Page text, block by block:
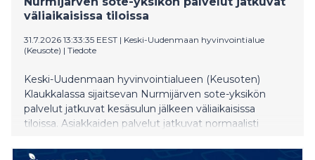
väliaikaisissa tiloissa
31.7.2026 13:33:35 EEST | Keski-Uudenmaan hyvinvointialue
(Keusote) | Tiedote
Keski-Uudenmaan hyvinvointialueen (Keusoten)
Klaukkalassa sijaitsevan Nurmijärven sote-yksikön
palvelut jatkuvat kesäsulun jälkeen väliaikaisissa
tiloissa. Asiakkaiden palvelut jatkuvat normaalisti
tule muutoksia.